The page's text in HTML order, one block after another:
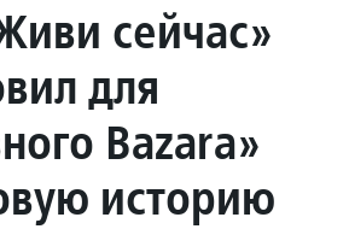
сейчас»
для
Bazarа»
историю